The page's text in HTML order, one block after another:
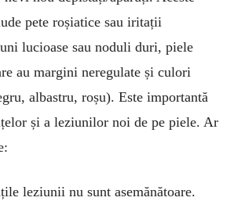
pete roșiatice sau iritații
lucioase sau noduli duri, piele
au margini neregulate și culori
albastru, roșu). Este importantă
și a leziunilor noi de pe piele. Ar
leziunii nu sunt asemănătoare.